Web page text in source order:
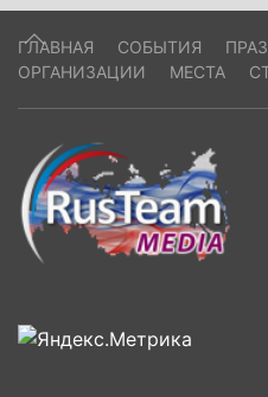
ГЛАВНАЯ СОБЫТИЯ
ОРГАНИЗАЦИИ
МЕСТА